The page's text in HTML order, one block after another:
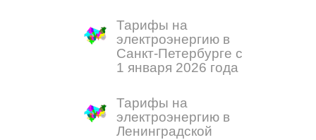
Тарифы на
электроэнергию в
Санкт-Петербурге с
1 января 2026 года
Тарифы на
электроэнергию в
Ленинградской